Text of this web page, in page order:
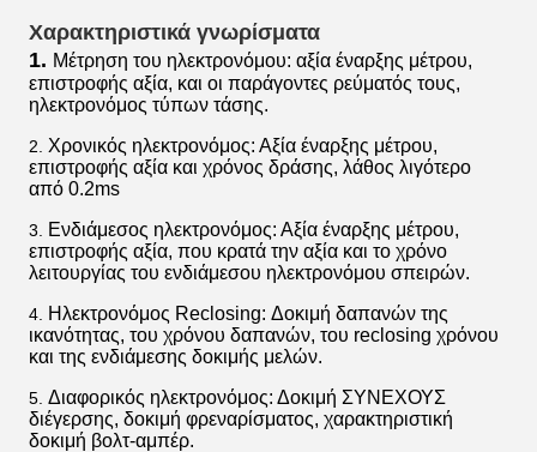
Χαρακτηριστικά γνωρίσματα
1. Μέτρηση του ηλεκτρονόμου: αξία έναρξης μέτρου,
επιστροφής αξία, και οι παράγοντες ρεύματός τους,
ηλεκτρονόμος τύπων τάσης.
2. Χρονικός ηλεκτρονόμος: Αξία έναρξης μέτρου,
επιστροφής αξία και χρόνος δράσης, λάθος λιγότερο
από 0.2ms
3.
Ενδιάμεσος ηλεκτρονόμος: Αξία έναρξης μέτρου,
επιστροφής αξία, που κρατά την αξία και το χρόνο
λειτουργίας του ενδιάμεσου ηλεκτρονόμου σπειρών.
4.
Ηλεκτρονόμος Reclosing: Δοκιμή δαπανών της
ικανότητας, του χρόνου δαπανών, του reclosing χρόνου
και της ενδιάμεσης δοκιμής μελών.
5. Διαφορικός ηλεκτρονόμος: Δοκιμή ΣΥΝΕΧΟΥΣ
διέγερσης, δοκιμή φρεναρίσματος, χαρακτηριστική
δοκιμή βολτ-αμπέρ.